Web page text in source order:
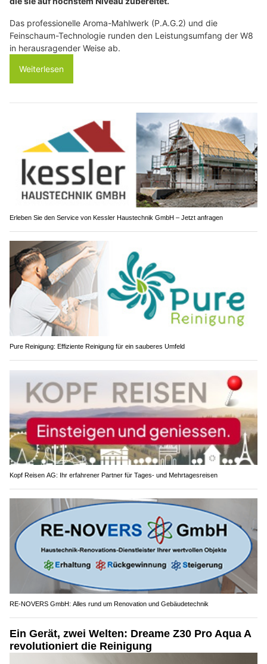
Das professionelle Aroma-Mahlwerk (P.A.G.2) und die
Feinschaum-Technologie runden den Leistungsumfang der W8
in herausragender Weise ab.
Weiterlesen
Erleben Sie den Service von Kessler Haustechnik GmbH – Jetzt anfragen
Pure Reinigung: Effiziente Reinigung für ein sauberes Umfeld
Kopf Reisen AG: Ihr erfahrener Partner für Tages- und Mehrtagesreisen
RE-NOVERS GmbH: Alles rund um Renovation und Gebäudetechnik
Ein Gerät, zwei Welten: Dreame Z30 Pro Aqua A
revolutioniert die Reinigung